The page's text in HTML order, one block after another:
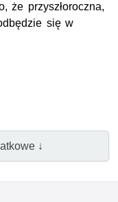
że przyszłoroczna,
się w
↓